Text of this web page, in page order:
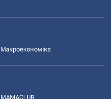
Макроекономіка
MAMACLUB